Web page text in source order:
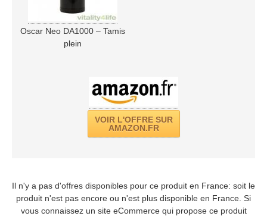
Oscar Neo DA1000 – Tamis
plein
VOIR L'OFFRE SUR
AMAZON.FR
Il n'y a pas d'offres disponibles pour ce produit en France: soit le
produit n'est pas encore ou n'est plus disponible en France. Si
vous connaissez un site eCommerce qui propose ce produit